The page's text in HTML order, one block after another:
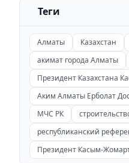
Теги
Алматы Казахстан
акимат города Алматы
Президент Казахстана
Аким Алматы Ерболат
МЧС РК
республиканский
Президент Касым-